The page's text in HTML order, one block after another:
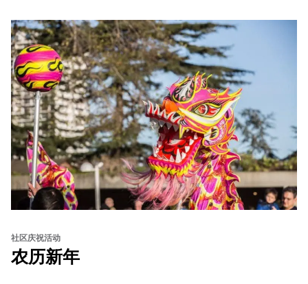
社区庆祝活动
农历新年